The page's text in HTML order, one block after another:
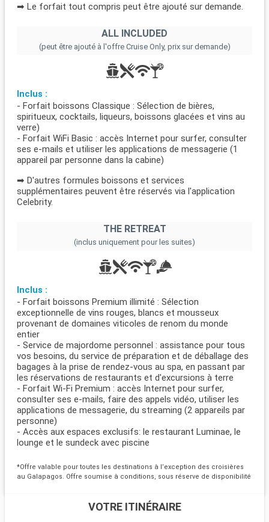
➡ Le forfait tout compris peut être ajouté sur demande.
ALL INCLUDED
(peut être ajouté à l'offre Cruise Only, prix sur demande)
Inclus :
- Forfait boissons Classique : Sélection de bières,
spiritueux, cocktails, liqueurs, boissons glacées et vins au
verre)
- Forfait WiFi Basic : accès Internet pour surfer, consulter
ses e-mails et utiliser les applications de messagerie (1
appareil par personne dans la cabine)
➡ D'autres formules boissons et services
supplémentaires peuvent être réservés via l'application
Celebrity.
THE RETREAT
(inclus uniquement pour les suites)
Inclus :
- Forfait boissons Premium illimité : Sélection
exceptionnelle de vins rouges, blancs et mousseux
provenant de domaines viticoles de renom du monde
entier
- Service de majordome personnel : assistance pour tous
vos besoins, du service de préparation et de déballage des
bagages à la prise de rendez-vous au spa, en passant par
les réservations de restaurants et d'excursions à terre
- Forfait Wi-Fi Premium : accès Internet pour surfer,
consulter ses e-mails, faire des appels vidéo, utiliser les
applications de messagerie, du streaming (2 appareils par
personne)
- Accès aux espaces exclusifs: le restaurant Luminae, le
lounge et le sundeck avec piscine
*Offre valable pour toutes les destinations à l’exception des croisières
au Galapagos. Offre soumise à conditions, sous réserve de disponibilité
VOTRE ITINÉRAIRE